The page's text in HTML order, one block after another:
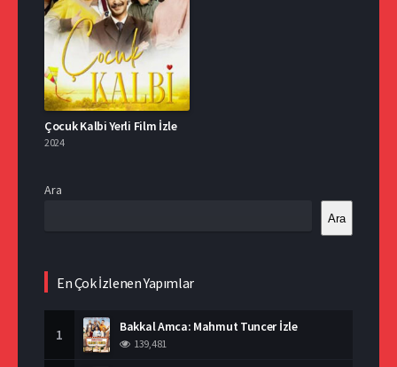
Çocuk Kalbi Yerli Film İzle
2024
Ara
Ara
En Çok İzlenen Yapımlar
1 Bakkal Amca: Mahmut Tuncer İzle
139,481